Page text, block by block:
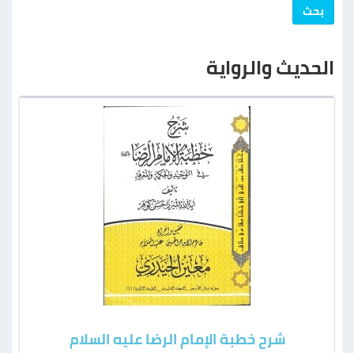
بحث
الحديث والرواية
شرح خطبة الإمام الرضا عليه السلام